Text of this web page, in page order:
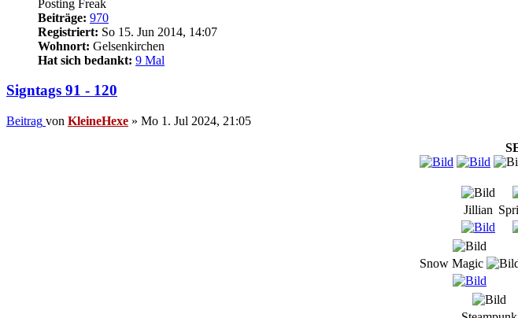
Posting Freak
Beiträge: 970
Registriert: So 15. Jun 2014, 14:07
Wohnort: Gelsenkirchen
Hat sich bedankt: 9 Mal
Signtags 91 - 120
Beitrag von KleineHexe » Mo 1. Jul 2024, 21:05
Jillian
Snow Magic